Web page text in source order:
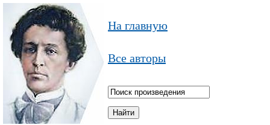
На главную
Все авторы